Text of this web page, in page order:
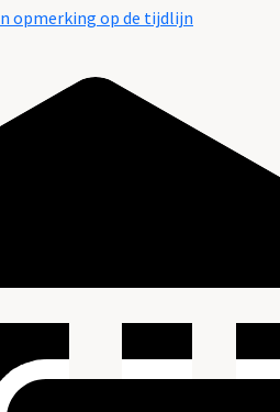
opmerking op de tijdlijn